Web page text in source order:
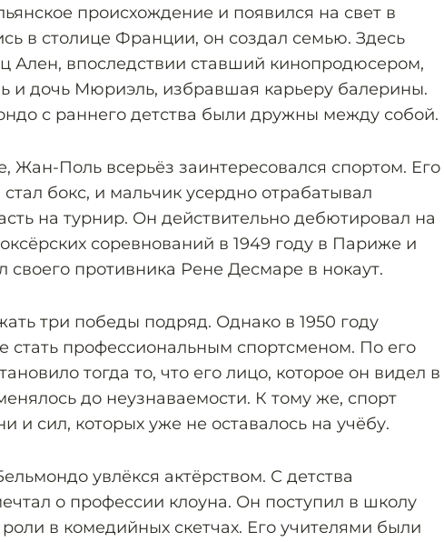
происхождение и появился на свет в
в столице Франции, он создал семью. Здесь
Ален, впоследствии ставший кинопродюсером,
и дочь Мюриэль, избравшая карьеру балерины.
с раннего детства были дружны между собой.
Жан-Поль всерьёз заинтересовался спортом. Его
бокс, и мальчик усердно отрабатывал
на турнир. Он действительно дебютировал на
соревнований в 1949 году в Париже и
своего противника Рене Десмаре в нокаут.
три победы подряд. Однако в 1950 году
стать профессиональным спортсменом. По его
тогда то, что его лицо, которое он видел в
до неузнаваемости. К тому же, спорт
и сил, которых уже не оставалось на учёбу.
увлёкся актёрством. С детства
о профессии клоуна. Он поступил в школу
в комедийных скетчах. Его учителями были